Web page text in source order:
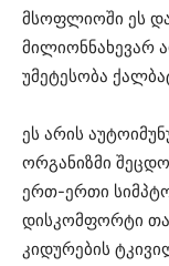
მსოფლიოში ეს
მილიონნახევარ
უმეტესობა
ეს არის
ორგანიზმი
ერთ-ერთი
დისკომფორტი
კიდურების